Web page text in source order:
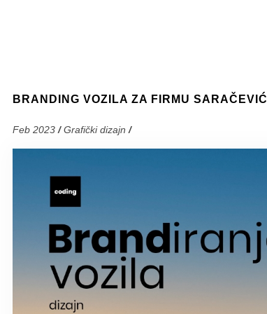
BRANDING VOZILA ZA FIRMU SARAČEVIĆ
Feb 2023 /Grafički dizajn /